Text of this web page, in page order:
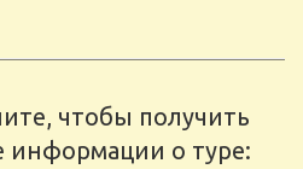
чтобы получить
информации о туре: